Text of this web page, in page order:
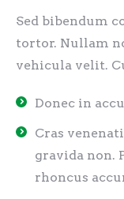
Sed bibendum
tortor. Nullam
vehicula velit.
Donec in
Cras
gravida non.
rhoncus